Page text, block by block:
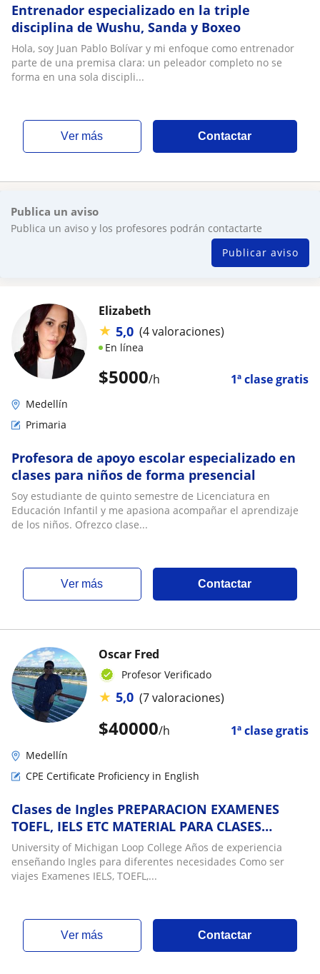
Entrenador especializado en la triple
disciplina de Wushu, Sanda y Boxeo
Hola, soy Juan Pablo Bolívar y mi enfoque como entrenador
parte de una premisa clara: un peleador completo no se
forma en una sola discipli...
ver más Contactar
Publica un aviso
Publica un aviso y los profesores podrán contactarte
Publicar aviso
$5000/h 1ª clase gratis
Elizabeth
★ 5,0 (4 valoraciones)
En línea
Medellín
Primaria
Profesora de apoyo escolar especializado en
clases para niños de forma presencial
Soy estudiante de quinto semestre de Licenciatura en
Educación Infantil y me apasiona acompañar el aprendizaje
de los niños. Ofrezco clase...
ver más Contactar
$40000/h 1ª clase gratis
Oscar Fred
Profesor Verificado
★ 5,0 (7 valoraciones)
Medellín
CPE Certificate Proficiency in English
Clases de Ingles PREPARACION EXAMENES
TOEFL, IELS ETC MATERIAL PARA CLASES
ONLINE
University of Michigan Loop College Años de experiencia
enseñando Ingles para diferentes necesidades Como ser
viajes Examenes IELS, TOEFL,...
ver más Contactar